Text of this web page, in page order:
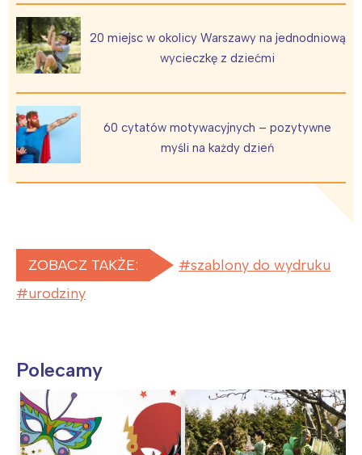
20 miejsc w okolicy Warszawy na jednodniową
wycieczkę z dziećmi
60 cytatów motywacyjnych – pozytywne
myśli na każdy dzień
ZOBACZ TAKŻE:
szablony do wydruku
urodziny
Polecamy